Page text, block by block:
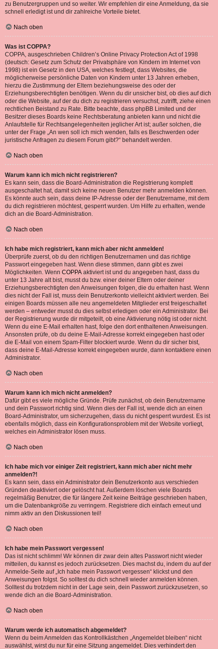
zu Benutzergruppen und so weiter. Wir empfehlen dir eine Anmeldung, da sie
schnell erledigt ist und dir zahlreiche Vorteile bietet.
Nach oben
Was ist COPPA?
COPPA, ausgeschrieben Children’s Online Privacy Protection Act of 1998
(deutsch: Gesetz zum Schutz der Privatsphäre von Kindern im Internet von
1998) ist ein Gesetz in den USA, welches festlegt, dass Websites, die
möglicherweise persönliche Daten von Kindern unter 13 Jahren erheben,
hierzu die Zustimmung der Eltern beziehungsweise des oder der
Erziehungsberechtigten benötigen. Wenn du dir unsicher bist, ob dies auf dich
oder die Website, auf der du dich zu registrieren versuchst, zutrifft, ziehe einen
rechtlichen Beistand zu Rate. Bitte beachte, dass phpBB Limited und der
Besitzer dieses Boards keine Rechtsberatung anbieten kann und nicht die
Anlaufstelle für Rechtsangelegenheiten jeglicher Art ist; außer solchen, die
unter der Frage „An wen soll ich mich wenden, falls es Beschwerden oder
juristische Anfragen zu diesem Forum gibt?“ behandelt werden.
Nach oben
Warum kann ich mich nicht registrieren?
Es kann sein, dass die Board-Administration die Registrierung komplett
ausgeschaltet hat, damit sich keine neuen Benutzer mehr anmelden können.
Es könnte auch sein, dass deine IP-Adresse oder der Benutzername, mit dem
du dich registrieren möchtest, gesperrt wurden. Um Hilfe zu erhalten, wende
dich an die Board-Administration.
Nach oben
Ich habe mich registriert, kann mich aber nicht anmelden!
Überprüfe zuerst, ob du den richtigen Benutzernamen und das richtige
Passwort eingegeben hast. Wenn diese stimmen, dann gibt es zwei
Möglichkeiten. Wenn COPPA aktiviert ist und du angegeben hast, dass du
unter 13 Jahre alt bist, musst du bzw. einer deiner Eltern oder deiner
Erziehungsberechtigten den Anweisungen folgen, die du erhalten hast. Wenn
dies nicht der Fall ist, muss dein Benutzerkonto vielleicht aktiviert werden. Bei
einigen Boards müssen alle neu angemeldeten Mitglieder erst freigeschaltet
werden – entweder musst du dies selbst erledigen oder ein Administrator. Bei
der Registrierung wurde dir mitgeteilt, ob eine Aktivierung nötig ist oder nicht.
Wenn du eine E-Mail erhalten hast, folge den dort enthaltenen Anweisungen.
Ansonsten prüfe, ob du deine E-Mail-Adresse korrekt eingegeben hast oder
die E-Mail von einem Spam-Filter blockiert wurde. Wenn du dir sicher bist,
dass deine E-Mail-Adresse korrekt eingegeben wurde, dann kontaktiere einen
Administrator.
Nach oben
Warum kann ich mich nicht anmelden?
Dafür gibt es viele mögliche Gründe. Prüfe zunächst, ob dein Benutzername
und dein Passwort richtig sind. Wenn dies der Fall ist, wende dich an einen
Board-Administrator, um sicherzugehen, dass du nicht gesperrt wurdest. Es ist
ebenfalls möglich, dass ein Konfigurationsproblem mit der Website vorliegt,
welches ein Administrator lösen muss.
Nach oben
Ich habe mich vor einiger Zeit registriert, kann mich aber nicht mehr
anmelden?!
Es kann sein, dass ein Administrator dein Benutzerkonto aus verschieden
Gründen deaktiviert oder gelöscht hat. Außerdem löschen viele Boards
regelmäßig Benutzer, die für längere Zeit keine Beiträge geschrieben haben,
um die Datenbankgröße zu verringern. Registriere dich einfach erneut und
nimm aktiv an den Diskussionen teil!
Nach oben
Ich habe mein Passwort vergessen!
Das ist nicht schlimm! Wir können dir zwar dein altes Passwort nicht wieder
mitteilen, du kannst es jedoch zurücksetzen. Dies machst du, indem du auf der
Anmelde-Seite auf „Ich habe mein Passwort vergessen“ klickst und den
Anweisungen folgst. So solltest du dich schnell wieder anmelden können.
Solltest du trotzdem nicht in der Lage sein, dein Passwort zurückzusetzen, so
wende dich an die Board-Administration.
Nach oben
Warum werde ich automatisch abgemeldet?
Wenn du beim Anmelden das Kontrollkästchen „Angemeldet bleiben“ nicht
auswählst, wirst du nur für eine Sitzung angemeldet. Dies verhindert den